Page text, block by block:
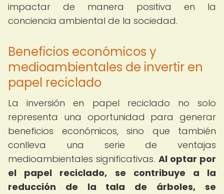
impactar de manera positiva en la
conciencia ambiental de la sociedad.
Beneficios económicos y
medioambientales de invertir en
papel reciclado
La inversión en papel reciclado no solo
representa una oportunidad para generar
beneficios económicos, sino que también
conlleva una serie de ventajas
medioambientales significativas. Al optar por
el papel reciclado, se contribuye a la
reducción de la tala de árboles, se